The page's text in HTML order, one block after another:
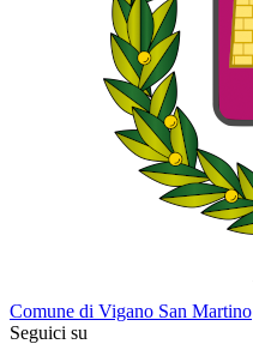
Comune di Vigano San Martino
Seguici su